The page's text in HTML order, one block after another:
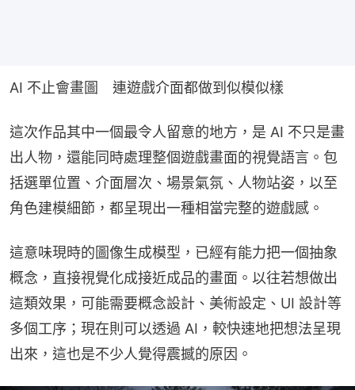
AI 不止會畫圖　連遊戲介面都做到似模似樣
這次作品其中一個最令人留意的地方，是 AI 不只是畫
出人物，還能同時處理整個遊戲畫面的視覺語言。包
括選單位置、介面層次、場景氣氛、人物站姿，以至
角色建模細節，都呈現出一種相當完整的遊戲感。
這意味現時的圖像生成模型，已經有能力把一個抽象
概念，直接視覺化成接近成品的畫面。以往若想做出
這類效果，可能需要概念設計、美術設定、UI 設計等
多個工序；現在則可以透過 AI，較快速地把想法呈現
出來，這也是不少人覺得震撼的原因。